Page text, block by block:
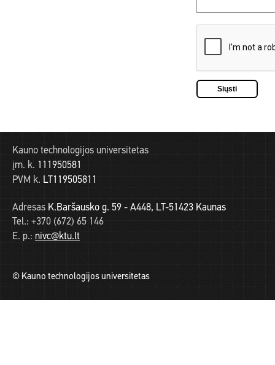
Kauno technologijos universitetas
įm. k. 111950581
PVM k. LT119505811
Adresas K.Baršausko g. 59 - A448, LT-51423 Kaunas
Tel.: +370 (672) 65 146
E. p.: nivc@ktu.lt
© Kauno technologijos universitetas